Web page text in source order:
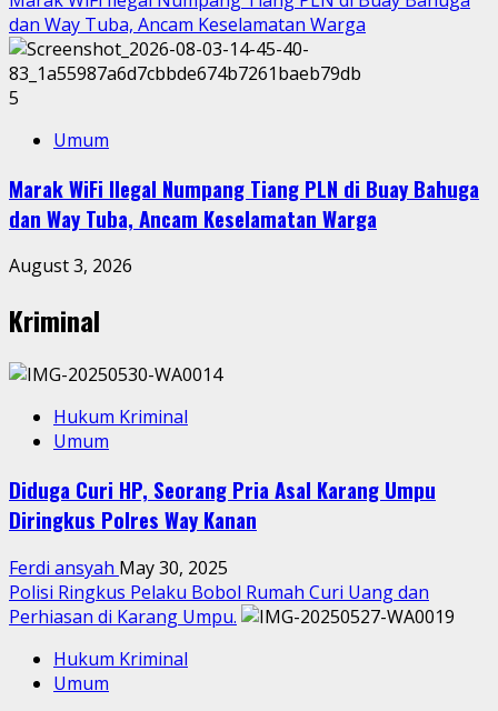
dan Way Tuba, Ancam Keselamatan Warga
5
Umum
Marak WiFi Ilegal Numpang Tiang PLN di Buay Bahuga
dan Way Tuba, Ancam Keselamatan Warga
August 3, 2026
Kriminal
Hukum Kriminal
Umum
Diduga Curi HP, Seorang Pria Asal Karang Umpu
Diringkus Polres Way Kanan
Ferdi ansyah May 30, 2025
Polisi Ringkus Pelaku Bobol Rumah Curi Uang dan
Perhiasan di Karang Umpu.
Hukum Kriminal
Umum